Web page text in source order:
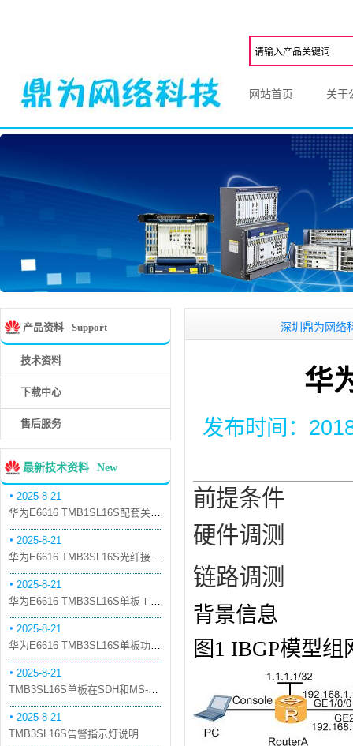
网站首页 关于
产品资料 Support
技术资料
下载中心
售后服务
最新技术资料 New
2025-8-21
华为E6616 TMB1SL16S配套关系和替代关系
2025-8-21
华为E6616 TMB3SL16S光纤接口板槽位占用介绍
2025-8-21
华为E6616 TMB3SL16S单板工作原理和信号流
2025-8-21
华为E6616 TMB3SL16S单板功能和机械指标
2025-8-21
TMB3SL16S单板在SDH和MS-OTN模式下的应用
2025-8-21
TMB3SL16S告警指示灯说明
深圳鼎为网络科,一家从
华
发布时间：
前提条件
硬件调测
链路调测
背景信息
图1 IBGP模型